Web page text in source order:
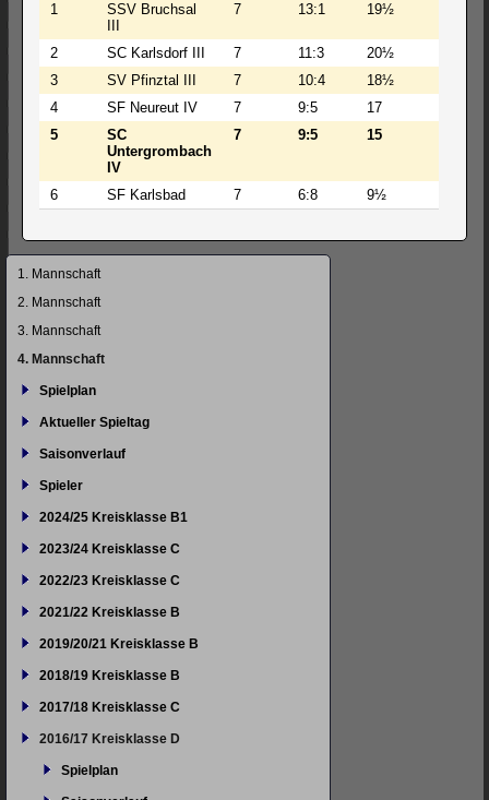
1
SSV Bruchsal
7 13:1 19½
2 SC Karlsdorf III 7 11:3 20½
3
SV Pfinztal III 7 10:4 18½
4
SF Neureut IV 7 9:5 17
5
SC
Untergrombach
IV
7 9:5 15
6 SF Karlsbad 7 6:8 9½
Navigation
1. Mannschaft
2. Mannschaft
3. Mannschaft
4. Mannschaft
Spielplan
Aktueller Spieltag
Saisonverlauf
Spieler
2024/25 Kreisklasse B1
2023/24 Kreisklasse C
2022/23 Kreisklasse C
2021/22 Kreisklasse B
2019/20/21 Kreisklasse B
2018/19 Kreisklasse B
2017/18 Kreisklasse C
2016/17 Kreisklasse D
Spielplan